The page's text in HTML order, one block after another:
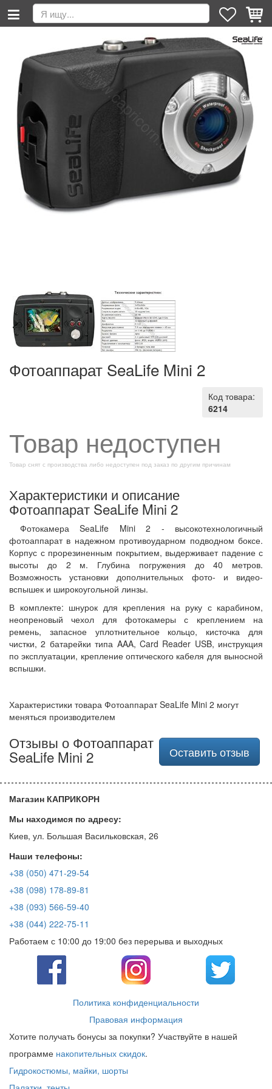
Фотоаппарат SeaLife Mini 2
Код товара:
6214
Товар недоступен
Товар снят с производства либо недоступен под заказ по другим причинам
Характеристики и описание
Фотоаппарат SeaLife Mini 2
Фотокамера SеaLife Mini 2 - высокотехнологичный
фотоаппарат в надежном противоударном подводном боксе.
Корпус с прорезиненным покрытием, выдерживает падение с
высоты до 2 м. Глубина погружения до 40 метров.
Возможность установки дополнительных фото- и видео-
вспышек и широкоугольной линзы.
В комплекте: шнурок для крепления на руку с карабином,
неопреновый чехол для фотокамеры с креплением на
ремень, запасное уплотнительное кольцо, кисточка для
чистки, 2 батарейки типа AAA, Card Reader USB, инструкция
по эксплуатации, крепление оптического кабеля для выносной
вспышки.
Характеристики товара Фотоаппарат SeaLife Mini 2 могут
меняться производителем
Оставить отзыв
Отзывы о Фотоаппарат
SeaLife Mini 2
Магазин КАПРИКОРН
Мы находимся по адресу:
Киев, ул. Большая Васильковская, 26
Наши телефоны:
+38 (050) 471-29-54
+38 (098) 178-89-81
+38 (093) 566-59-40
+38 (044) 222-75-11
Работаем с 10:00 до 19:00 без перерыва и выходных
Политика конфиденциальности
Правовая информация
Хотите получать бонусы за покупки? Участвуйте в нашей
программе накопительных скидок.
Гидрокостюмы, майки, шорты